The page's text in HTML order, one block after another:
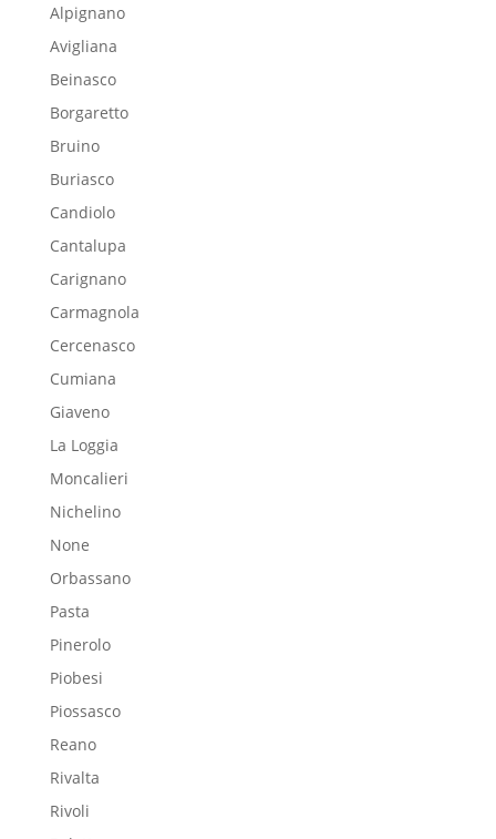
Alpignano
Avigliana
Beinasco
Borgaretto
Bruino
Buriasco
Candiolo
Cantalupa
Carignano
Carmagnola
Cercenasco
Cumiana
Giaveno
La Loggia
Moncalieri
Nichelino
None
Orbassano
Pasta
Pinerolo
Piobesi
Piossasco
Reano
Rivalta
Rivoli